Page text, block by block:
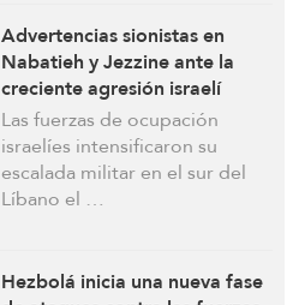
Advertencias sionistas en
Nabatieh y Jezzine ante la
creciente agresión israelí
Las fuerzas de ocupación
israelíes intensificaron su
escalada militar en el sur del
Líbano el …
Hezbolá inicia una nueva fase